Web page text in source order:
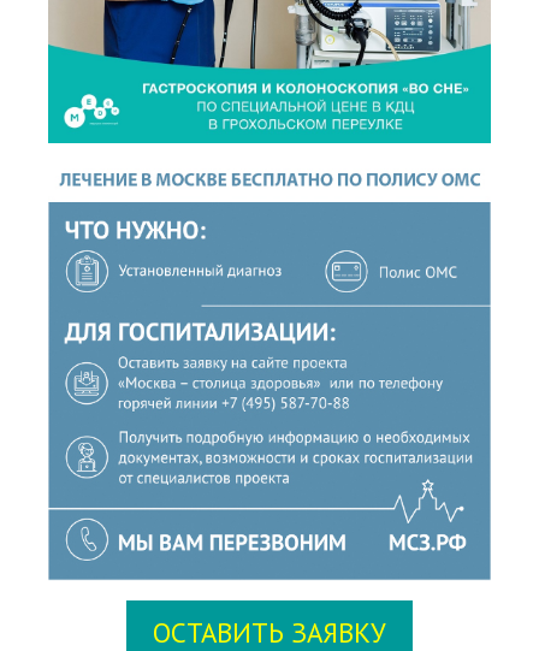
ОСТАВИТЬ ЗАЯВКУ